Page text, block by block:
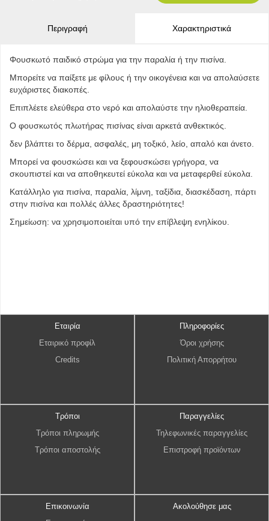
Περιγραφή Χαρακτηριστικά
Φουσκωτό παιδικό στρώμα για την παραλία ή την πισίνα.
Μπορείτε να παίξετε με φίλους ή την οικογένεια και να απολαύσετε
ευχάριστες διακοπές.
Επιπλέετε ελεύθερα στο νερό και απολαύστε την ηλιοθεραπεία.
Ο φουσκωτός πλωτήρας πισίνας είναι αρκετά ανθεκτικός.
δεν βλάπτει το δέρμα, ασφαλές, μη τοξικό, λείο, απαλό και άνετο.
Μπορεί να φουσκώσει και να ξεφουσκώσει γρήγορα, να
σκουπιστεί και να αποθηκευτεί εύκολα και να μεταφερθεί εύκολα.
Κατάλληλο για πισίνα, παραλία, λίμνη, ταξίδια, διασκέδαση, πάρτι
στην πισίνα και πολλές άλλες δραστηριότητες!
Σημείωση: να χρησιμοποιείται υπό την επίβλεψη ενηλίκου.
Εταιρία
Εταιρικό προφίλ
Credits
Πληροφορίες
Όροι χρήσης
Πολιτική Απορρήτου
Τρόποι
Τρόποι πληρωμής
Τρόποι αποστολής
Παραγγελίες
Τηλεφωνικές παραγγελίες
Επιστροφή προϊόντων
Επικοινωνία
Ακολούθησε μας